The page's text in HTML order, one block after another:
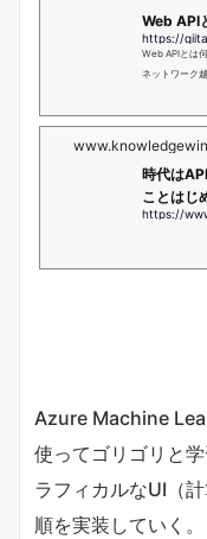
Web API
Web APIとは
ネットワーク
時代は
ことはじ
Azure Machine
使ってゴリゴリと
ラフィカルなUI（
順を実装していく。